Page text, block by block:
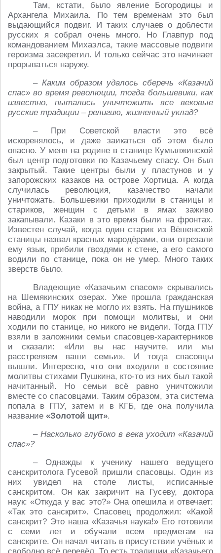
Там, кстати, было явление Богородицы и
Архангела Михаила. По тем временам это был
выдающийся подвиг. И таких случаев о доблести
русских я собрал очень много. Но Главпур под
командованием Михаэлса, такие массовые подвиги
героизма засекретил. И только сейчас это начинает
прорываться наружу.
– Каким образом удалось сберечь «Казачий
спас» во время революции, тогда большевики, как
известно, пытались уничтожить все вековые
русские традиции – религию, жизненный уклад?
– При Советской власти это всё
искоренялось, и даже заикаться об этом было
опасно. У меня на родине в станице Кумылжинской
был центр подготовки по Казачьему спасу. Он был
закрытый. Такие центры были у пластунов и у
запорожских казаков на острове Хортица. А когда
случилась революция, казачество начали
уничтожать. Большевики приходили в станицы и
стариков, женщин с детьми в ямах заживо
закапывали. Казаки в это время были на фронтах.
Известен случай, когда один старик из Вёшенской
станицы назвал красных мародёрами, они отрезали
ему язык, прибили гвоздями к стене, а его самого
водили по станице, пока он не умер. Много таких
зверств было.
Владеющие «Казачьим спасом» скрывались
на Шемякинских озерах. Уже прошла гражданская
война, а ГПУ никак не могло их взять. На гпушников
наводили морок при помощи молитвы, и они
ходили по станице, но никого не видели. Тогда ГПУ
взяли в заложники семьи спасовцев-характерников
и сказали: «Или вы нас научите, или мы
расстреляем ваши семьи». И тогда спасовцы
вышли. Интересно, что они входили в состояние
молитвы стихами Пушкина, кто-то из них был такой
начитанный. Но семьи всё равно уничтожили
вместе со спасовцами. Таким образом, эта система
попала в ГПУ, затем и в КГБ, где она получила
название «Золотой щит».
– Насколько глубоко в века уходит «Казачий
спас»?
– Однажды к ученику нашего ведущего
санскритолога Гусевой пришли спасовцы. Один из
них увидел на столе листы, исписанные
санскритом. Он как закричит на Гусеву, доктора
наук: «Откуда у вас это?» Она опешила и отвечает:
«Так это санскрит». Спасовец продолжил: «Какой
санскрит? Это наша «Казачья наука!» Его готовили
с семи лет и обучали всем предметам на
санскрите. Он начал читать в присутствии учёных и